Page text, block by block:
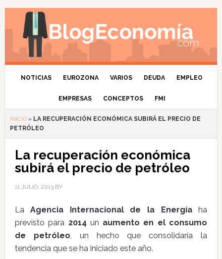
NOTICIAS EUROZONA VARIOS DEUDA EMPLEO
EMPRESAS CONCEPTOS FMI
INICIO» LA RECUPERACIÓN ECONÓMICA SUBIRÁ EL PRECIO DE
PETRÓLEO
La recuperación económica
subirá el precio de petróleo
11 JULIO, 2013BY
LaAgencia Internacional de la Energíaha
previsto para 2014 un aumento en el consumo
de petróleo, un hecho que consolidaría la
tendencia que se ha iniciado este año.